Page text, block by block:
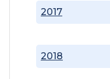
2017
2018